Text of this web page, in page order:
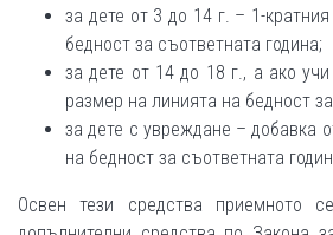
за дете от 3 до 14 г. – 1-
бедност за съответната година;
за дете от 14 до 18 г., а ако
размер на линията на бедност
за дете с увреждане – добавка
на бедност за съответната
Освен тези средства приемното